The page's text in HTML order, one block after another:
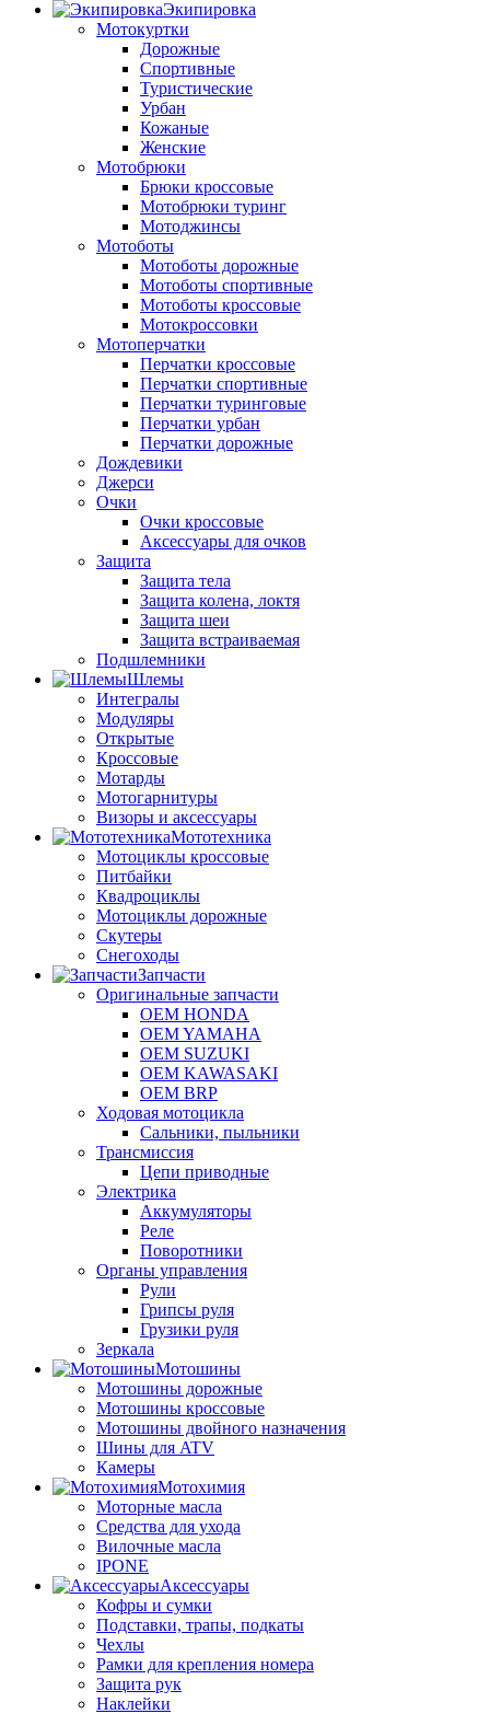
Экипировка
Мотокуртки
Дорожные
Спортивные
Туристические
Урбан
Кожаные
Женские
Мотобрюки
Брюки кроссовые
Мотобрюки туринг
Мотоджинсы
Мотоботы
Мотоботы дорожные
Мотоботы спортивные
Мотоботы кроссовые
Мотокроссовки
Мотоперчатки
Перчатки кроссовые
Перчатки спортивные
Перчатки туринговые
Перчатки урбан
Перчатки дорожные
Дождевики
Джерси
Очки
Очки кроссовые
Аксессуары для очков
Защита
Защита тела
Защита колена, локтя
Защита шеи
Защита встраиваемая
Подшлемники
Шлемы
Интегралы
Модуляры
Открытые
Кроссовые
Мотарды
Мотогарнитуры
Визоры и аксессуары
Мототехника
Мотоциклы кроссовые
Питбайки
Квадроциклы
Мотоциклы дорожные
Скутеры
Снегоходы
Запчасти
Оригинальные запчасти
OEM HONDA
OEM YAMAHA
OEM SUZUKI
OEM KAWASAKI
OEM BRP
Ходовая мотоцикла
Сальники, пыльники
Трансмиссия
Цепи приводные
Электрика
Аккумуляторы
Реле
Поворотники
Органы управления
Рули
Грипсы руля
Грузики руля
Зеркала
Мотошины
Мотошины дорожные
Мотошины кроссовые
Мотошины двойного назначения
Шины для ATV
Камеры
Мотохимия
Моторные масла
Средства для ухода
Вилочные масла
IPONE
Аксессуары
Кофры и сумки
Подставки, трапы, подкаты
Чехлы
Рамки для крепления номера
Защита рук
Наклейки